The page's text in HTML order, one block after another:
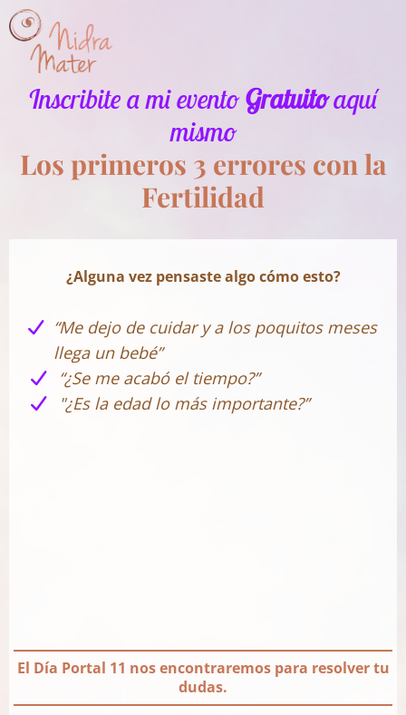
Inscribite a mi eventoGratuitoaquí
mismo
Los primeros 3 errores con la
Fertilidad
¿Alguna vez pensaste algo cómo esto?
“Me dejo de cuidar y a los poquitos meses
llega un bebé”
“¿Se me acabó el tiempo?”
"¿Es la edad lo más importante?”
El Día Portal 11 nos encontraremos para resolver tu
dudas.